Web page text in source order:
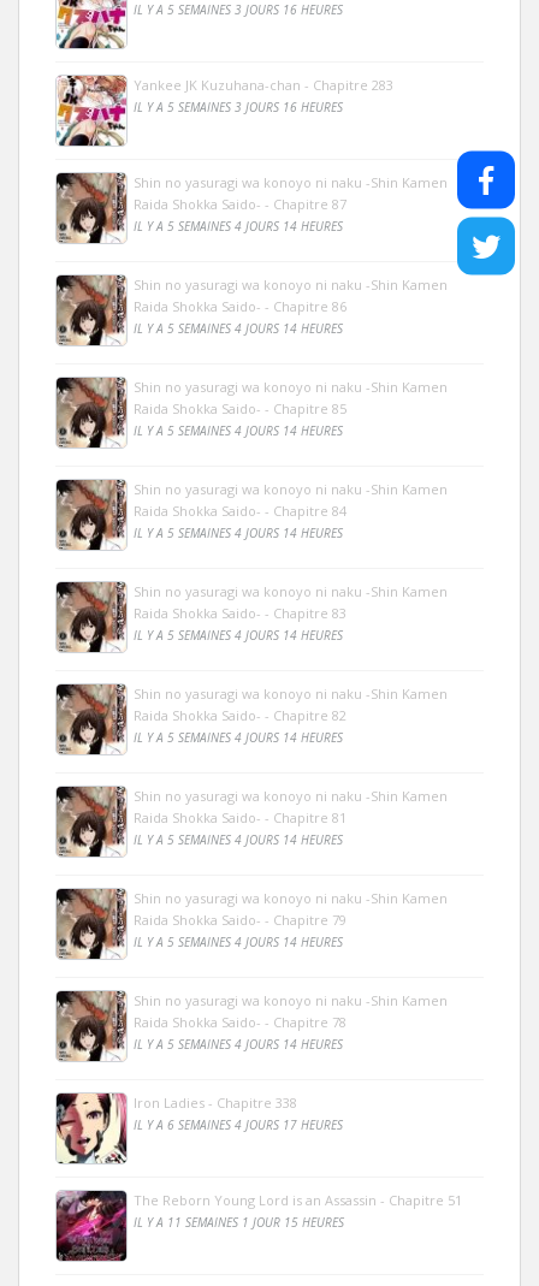
IL Y A 5 SEMAINES 3 JOURS 16 HEURES
Yankee JK Kuzuhana-chan - Chapitre 283
IL Y A 5 SEMAINES 3 JOURS 16 HEURES
Shin no yasuragi wa konoyo ni naku -Shin Kamen
Raida Shokka Saido- - Chapitre 87
IL Y A 5 SEMAINES 4 JOURS 14 HEURES
Shin no yasuragi wa konoyo ni naku -Shin Kamen
Raida Shokka Saido- - Chapitre 86
IL Y A 5 SEMAINES 4 JOURS 14 HEURES
Shin no yasuragi wa konoyo ni naku -Shin Kamen
Raida Shokka Saido- - Chapitre 85
IL Y A 5 SEMAINES 4 JOURS 14 HEURES
Shin no yasuragi wa konoyo ni naku -Shin Kamen
Raida Shokka Saido- - Chapitre 84
IL Y A 5 SEMAINES 4 JOURS 14 HEURES
Shin no yasuragi wa konoyo ni naku -Shin Kamen
Raida Shokka Saido- - Chapitre 83
IL Y A 5 SEMAINES 4 JOURS 14 HEURES
Shin no yasuragi wa konoyo ni naku -Shin Kamen
Raida Shokka Saido- - Chapitre 82
IL Y A 5 SEMAINES 4 JOURS 14 HEURES
Shin no yasuragi wa konoyo ni naku -Shin Kamen
Raida Shokka Saido- - Chapitre 81
IL Y A 5 SEMAINES 4 JOURS 14 HEURES
Shin no yasuragi wa konoyo ni naku -Shin Kamen
Raida Shokka Saido- - Chapitre 79
IL Y A 5 SEMAINES 4 JOURS 14 HEURES
Shin no yasuragi wa konoyo ni naku -Shin Kamen
Raida Shokka Saido- - Chapitre 78
IL Y A 5 SEMAINES 4 JOURS 14 HEURES
Iron Ladies - Chapitre 338
IL Y A 6 SEMAINES 4 JOURS 17 HEURES
The Reborn Young Lord is an Assassin - Chapitre 51
IL Y A 11 SEMAINES 1 JOUR 15 HEURES